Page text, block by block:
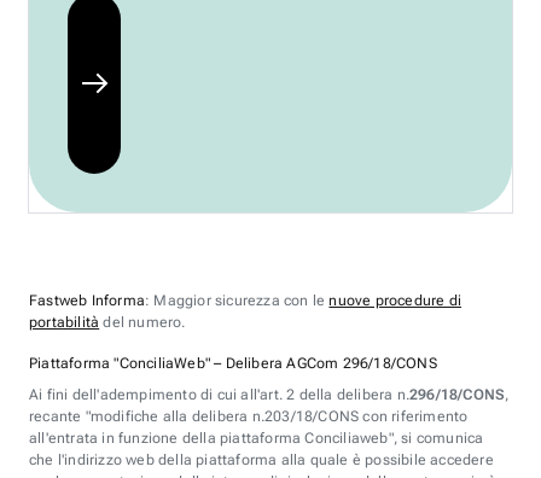
Fastweb Informa: Maggior sicurezza con lenuove procedure di
portabilità del numero.
Piattaforma "ConciliaWeb" – Delibera AGCom 296/18/CONS
Ai fini dell'adempimento di cui all'art. 2 della delibera n.296/18/CONS,
recante "modifiche alla delibera n.203/18/CONS con riferimento
all'entrata in funzione della piattaforma Conciliaweb", si comunica
che l'indirizzo web della piattaforma alla quale è possibile accedere